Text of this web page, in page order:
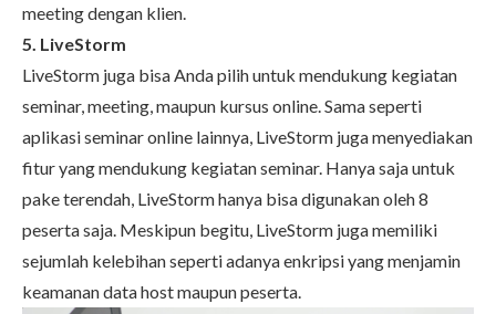
meeting dengan klien.
5. LiveStorm
LiveStorm juga bisa Anda pilih untuk mendukung kegiatan
seminar, meeting, maupun kursus online. Sama seperti
aplikasi seminar online lainnya, LiveStorm juga menyediakan
fitur yang mendukung kegiatan seminar. Hanya saja untuk
pake terendah, LiveStorm hanya bisa digunakan oleh 8
peserta saja. Meskipun begitu, LiveStorm juga memiliki
sejumlah kelebihan seperti adanya enkripsi yang menjamin
keamanan data host maupun peserta.